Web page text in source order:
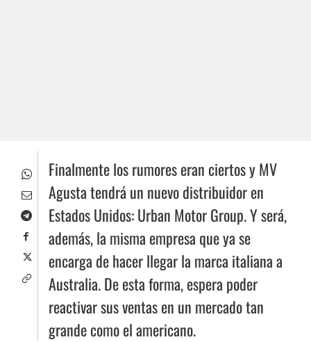
Finalmente los rumores eran ciertos y MV
Agusta tendrá un nuevo distribuidor en
Estados Unidos: Urban Motor Group. Y será,
además, la misma empresa que ya se
encarga de hacer llegar la marca italiana a
Australia. De esta forma, espera poder
reactivar sus ventas en un mercado tan
grande como el americano.